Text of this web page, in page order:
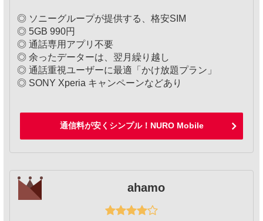
◎ ソニーグループが提供する、格安SIM
◎ 5GB 990円
◎ 通話専用アプリ不要
◎ 余ったデーターは、翌月繰り越し
◎ 通話重視ユーザーに最適「かけ放題プラン」
◎ SONY Xperia キャンペーンなどあり
通信料が安くシンプル！NURO Mobile
ahamo